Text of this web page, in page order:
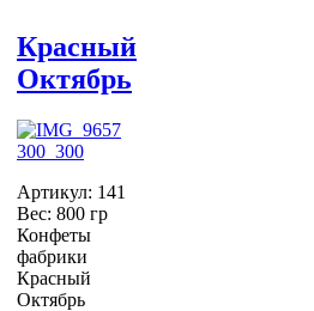
Красный
Октябрь
Артикул: 141
Вес: 800 гр
Конфеты
фабрики
Красный
Октябрь